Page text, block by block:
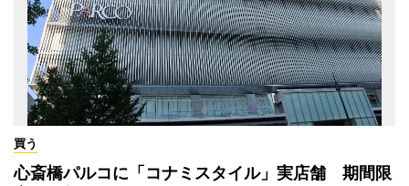
買う
心斎橋パルコに「コナミスタイル」実店舗 期間限